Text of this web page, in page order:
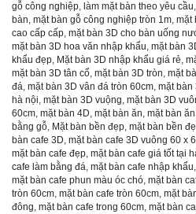
gỗ công nghiệp, làm mặt bàn theo yêu cầu,
bàn, mặt bàn gỗ công nghiệp tròn 1m, mặt
cao cấp cấp, mặt bàn 3D cho bàn uống
mặt bàn 3D hoa văn nhập khẩu, mặt bàn
khẩu đẹp, Mặt bàn 3D nhập khẩu giá rẻ,
mặt bàn 3D tân cổ, mặt bàn 3D tròn, mặt
đá, mặt bàn 3D vân đá tròn 60cm, mặt bàn
hà nội, mặt bàn 3D vuộng, mặt bàn 3D
60cm, mặt bàn 4D, mặt bàn ăn, mặt bàn
bằng gỗ, Mặt bàn bền đẹp, mặt bàn bền
bàn cafe 3D, mặt bàn cafe 3D vuông 60 x
mặt bàn cafe đẹp, mặt bàn cafe giá tốt tại
cafe làm bằng đá, mặt bàn cafe nhập khẩu,
mặt bàn cafe phun màu óc chó, mặt bàn
tròn 60cm, mặt bàn cafe tròn 60cm, mặt
đông, mặt bàn cafe trong 60cm, mặt bàn